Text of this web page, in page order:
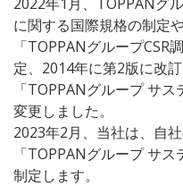
に関する国際規格の制定
「TOPPANグループ
定、2014年に第2版に改
「TOPPANグループ サ
変更しました。
2023年2月、当社は、自
「TOPPANグループ サ
制定します。